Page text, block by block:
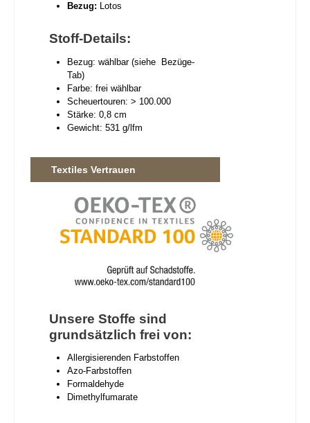
Bezug: Lotos
Stoff-Details:
Bezug: wählbar (siehe Bezüge-
Tab)
Farbe: frei wählbar
Scheuertouren: > 100.000
Stärke: 0,8 cm
Gewicht: 531 g/lfm
Textiles Vertrauen
Unsere Stoffe sind
grundsätzlich frei von:
Allergisierenden Farbstoffen
Azo-Farbstoffen
Formaldehyde
Dimethylfumarate